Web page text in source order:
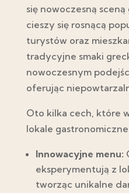
się nowoczesną
cieszy się rosnącą
turystów oraz
tradycyjne smaki
nowoczesnym
oferując
Oto kilka cech, które
lokale
Innowacyjne menu:
eksperymentują z
tworząc unikalne